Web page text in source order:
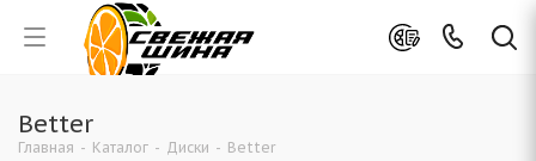
Better
Главная - Каталог - Диски - Better